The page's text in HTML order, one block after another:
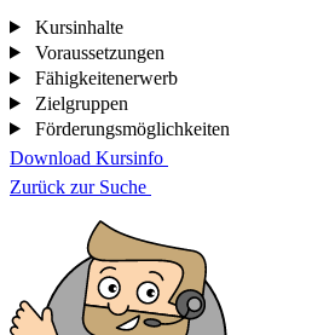
Kursinhalte
Voraussetzungen
Fähigkeitenerwerb
Zielgruppen
Förderungsmöglichkeiten
Download Kursinfo
Zurück zur Suche